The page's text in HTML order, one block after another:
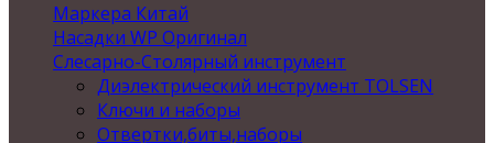
Маркера Китай
Насадки WP Оригинал
Слесарно-Столярный инструмент
Диэлектрический инструмент TOLSEN
Ключи и наборы
Отвертки,биты,наборы